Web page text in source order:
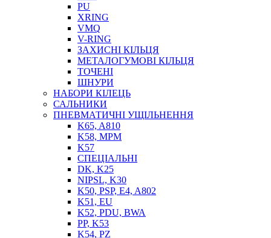
ПІСТОЛЕТИ
НАСОСИ ТА ПОМПИ
НАГНІТАЧІ
МУФТИ (НАСАДКИ) ДЛЯ ШПРИЦІВ
МАСЛЯНКИ, ЛІЙКИ
ПРЕС-МАСЛЯНКИ
ШЛАНГИ, ТРУБКИ
ШПРИЦИ МАСТИЛЬНІ
PU
XRING
VMQ
V-RING
ЗАХИСНІ КІЛЬЦЯ
МЕТАЛОГУМОВІ КІЛЬЦЯ
ТОЧЕНІ
ШНУРИ
НАБОРИ КІЛЕЦЬ
САЛЬНИКИ
ПНЕВМАТИЧНІ УЩІЛЬНЕННЯ
K65, A810
K58, MPM
K57
СПЕЦІАЛЬНІ
DK, K25
NIPSL, K30
K50, PSP, E4, A802
K51, EU
K52, PDU, BWA
PP, K53
K54, PZ